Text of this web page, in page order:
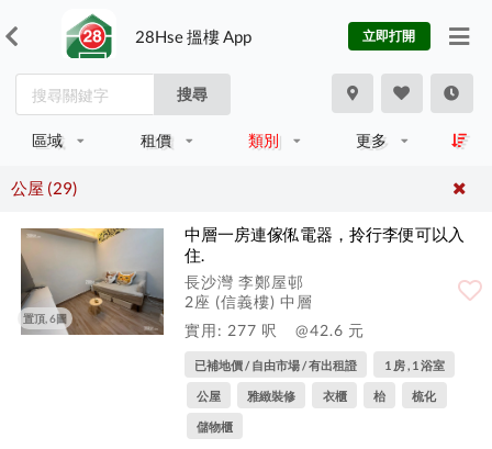
28Hse 搵樓 App 立即打開
搜尋
區域 租價 類別 更多
公屋 (29)
置頂, 6圖
中層一房連傢俬電器，拎行李便可以入
住.
長沙灣 李鄭屋邨
2座 (信義樓) 中層
實用: 277 呎
@42.6 元
已補地價 / 自由市場 / 有出租證 1 房 , 1 浴室
公屋 雅緻裝修 衣櫃 枱 梳化
儲物櫃